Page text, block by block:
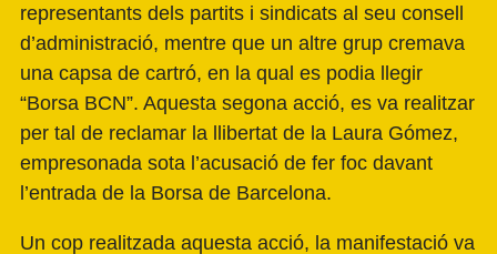
representants dels partits i sindicats al seu consell
d’administració, mentre que un altre grup cremava
una capsa de cartró, en la qual es podia llegir
“Borsa BCN”. Aquesta segona acció, es va realitzar
per tal de reclamar la llibertat de la Laura Gómez,
empresonada sota l’acusació de fer foc davant
l’entrada de la Borsa de Barcelona.
Un cop realitzada aquesta acció, la manifestació va